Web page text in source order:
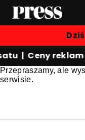
| Ceny
Przepraszamy, ale
serwisie.